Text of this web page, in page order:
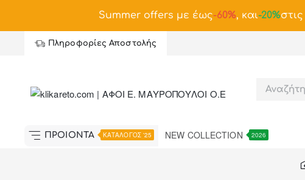
Summer offers με έως-60%, και-20%
Πληροφορίες Αποστολής
ΠΡΟΪΟΝΤΑ ΚΑΤΑΛΟΓΟΣ '25 NEW COLLECTION 2026